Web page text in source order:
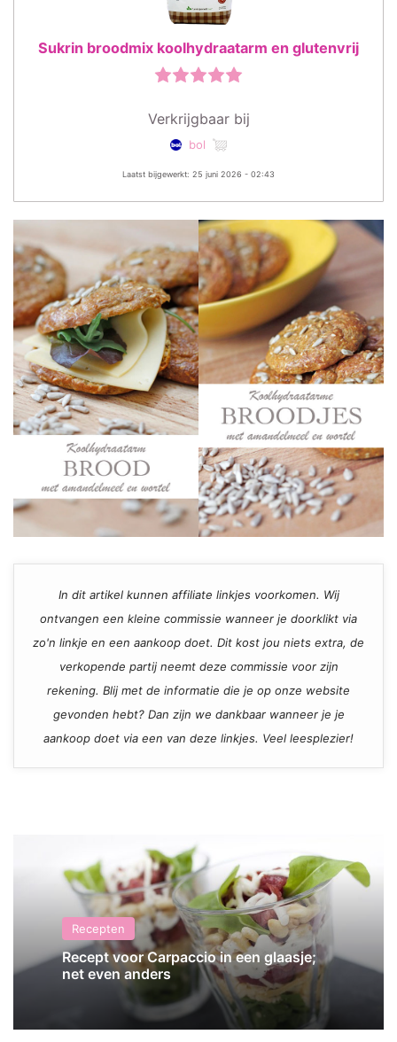
Sukrin broodmix koolhydraatarm en glutenvrij
Verkrijgbaar bij
bol
Laatst bijgewerkt: 25 juni 2026 - 02:43
In dit artikel kunnen affiliate linkjes voorkomen. Wij
ontvangen een kleine commissie wanneer je doorklikt via
zo'n linkje en een aankoop doet. Dit kost jou niets extra, de
verkopende partij neemt deze commissie voor zijn
rekening. Blij met de informatie die je op onze website
gevonden hebt? Dan zijn we dankbaar wanneer je je
aankoop doet via een van deze linkjes. Veel leesplezier!
Recepten
Recept voor Carpaccio in een glaasje;
net even anders